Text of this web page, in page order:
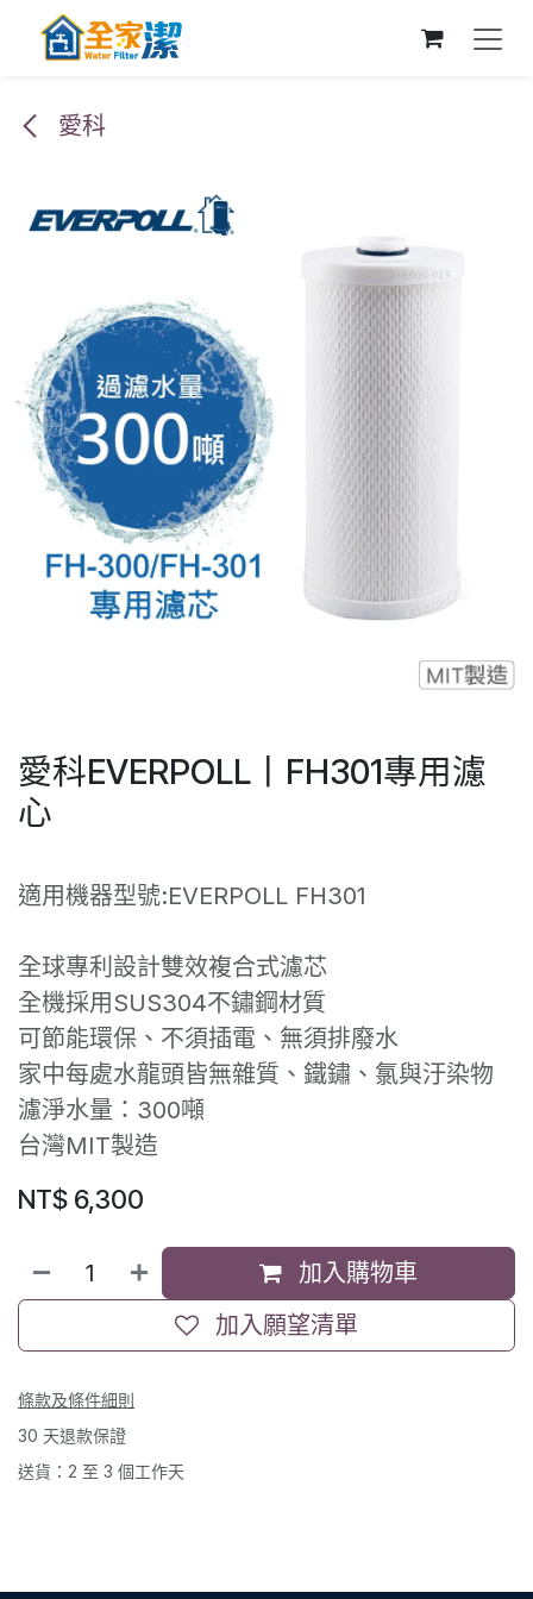
跳至內容
愛科
愛科EVERPOLL丨FH301專用濾
心
適用機器型號:EVERPOLL FH301
全球專利設計雙效複合式濾芯
全機採用SUS304不鏽鋼材質
可節能環保、不須插電、無須排廢水
家中每處水龍頭皆無雜質、鐵鏽、氯與汙染物
濾淨水量：300噸
台灣MIT製造
NT$ 6,300
加入購物車
加入願望清單
條款及條件細則
30 天退款保證
送貨：2 至 3 個工作天